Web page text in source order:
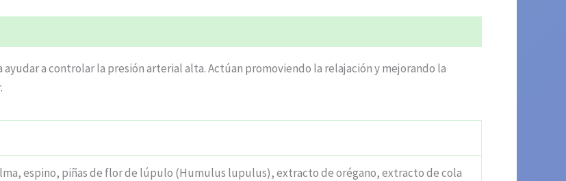
a controlar la presión arterial alta. Actúan promoviendo la relajación y mejorando la
espino, piñas de flor de lúpulo (Humulus lupulus), extracto de orégano, extracto de cola